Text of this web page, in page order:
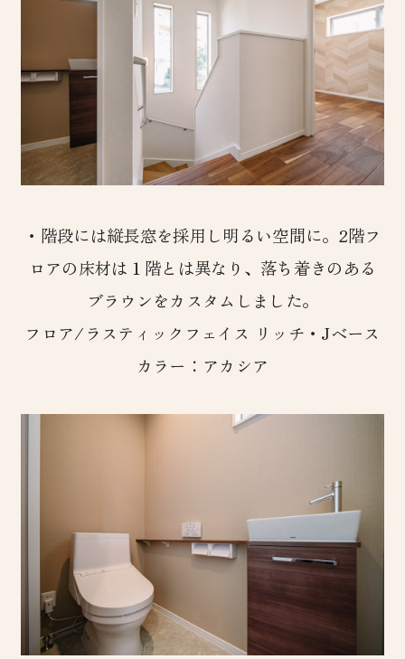
・階段には縦長窓を採用し明るい空間に。2階フ
ロアの床材は１階とは異なり、落ち着きのある
ブラウンをカスタムしました。
フロア/ラスティックフェイス リッチ・Jベース
カラー：アカシア